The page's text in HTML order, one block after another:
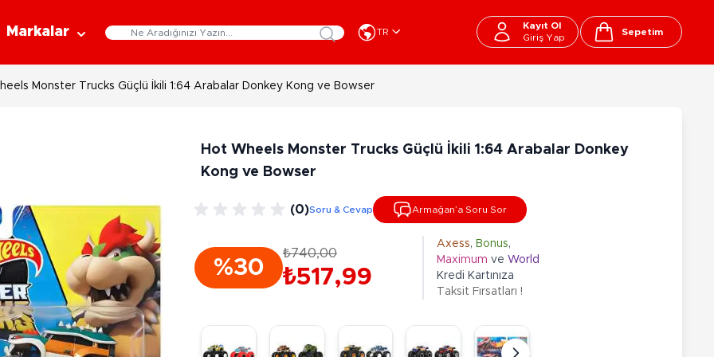
Eğitici Oyuncaklar
Müzik Aletleri
Oyunlar
Arkadaş - Aile Kutu Oyunları
Çocuk Kutu Oyunları
Eğitici Oyunlar
Bebekler
Et Bebekler
Bez Bebekler
Bebek Evleri
Oyuncak Bebek Setleri
Kozmetik ve Güzellik Setleri
Aksesuar
Yapı Oyuncakları
Ausini
Çeşitli Bloklar
Parti Malzemeleri
Açık Hava - Spor - Deniz
Beslenme Çantası
Okul Araç Gereçleri
Matara
Fonksiyonel Peluşlar
Lisanslı Peluşlar
3-5 Yaş 10-12 Yaş
Markalar TR
Kayıt Ol
Giriş Yap
Cart
Sepetim
Monster Trucks Güçlü İkili 1:64 Arabalar Donkey Kong ve Bowser
Hot Wheels Monster Trucks Güçlü İkili 1:64 Arabalar Donkey
Kong ve Bowser
(0)Soru & Cevap Armağan’a Soru Sor
%30
₺740,00
₺517,99
Axess, Bonus,
Maximum ve World
Kredi Kartınıza
Taksit Fırsatları !